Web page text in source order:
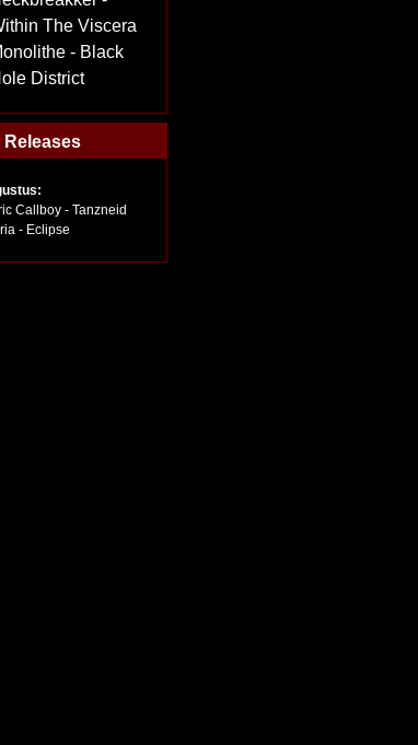
The Viscera
- Black
District
Releases
Callboy - Tanzneid
- Eclipse